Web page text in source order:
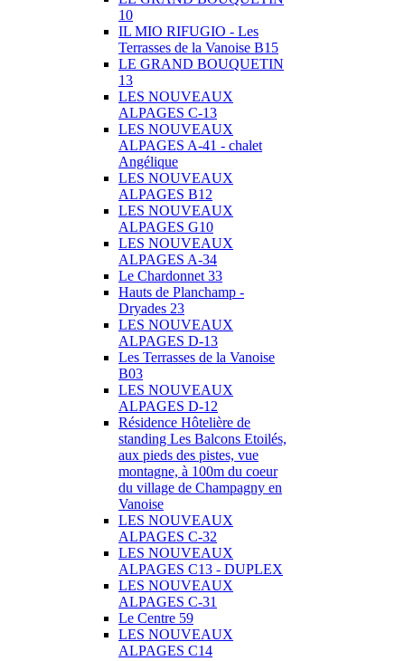
10
IL MIO RIFUGIO - Les
Terrasses de la Vanoise B15
LE GRAND BOUQUETIN
13
LES NOUVEAUX
ALPAGES C-13
LES NOUVEAUX
ALPAGES A-41 - chalet
Angélique
LES NOUVEAUX
ALPAGES B12
LES NOUVEAUX
ALPAGES G10
LES NOUVEAUX
ALPAGES A-34
Le Chardonnet 33
Hauts de Planchamp -
Dryades 23
LES NOUVEAUX
ALPAGES D-13
Les Terrasses de la Vanoise
B03
LES NOUVEAUX
ALPAGES D-12
Résidence Hôtelière de
standing Les Balcons Etoilés,
aux pieds des pistes, vue
montagne, à 100m du coeur
du village de Champagny en
Vanoise
LES NOUVEAUX
ALPAGES C-32
LES NOUVEAUX
ALPAGES C13 - DUPLEX
LES NOUVEAUX
ALPAGES C-31
Le Centre 59
LES NOUVEAUX
ALPAGES C14